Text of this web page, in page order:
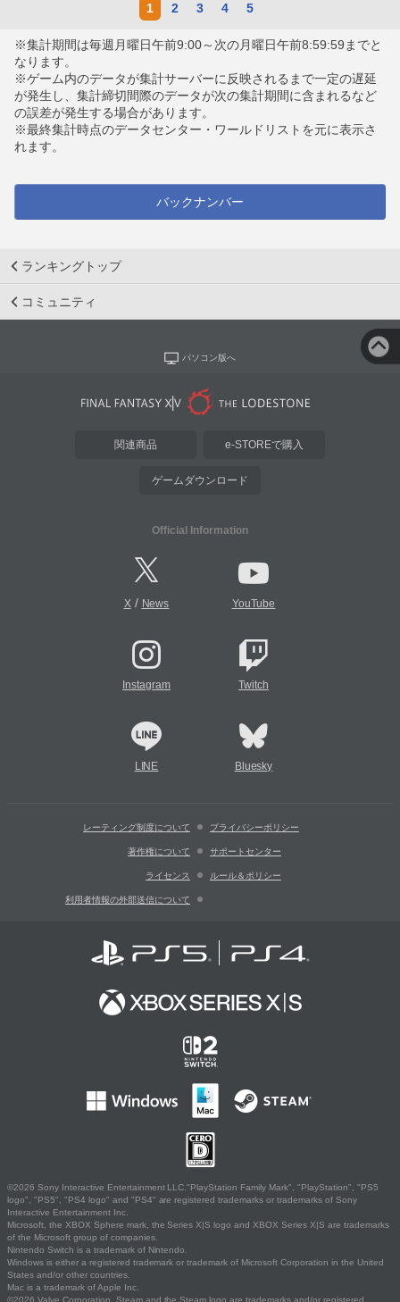
1 2 3 4 5
※集計期間は毎週月曜日午前9:00～次の月曜日午前8:59:59までと
なります。
※ゲーム内のデータが集計サーバーに反映されるまで一定の遅延
が発生し、集計締切間際のデータが次の集計期間に含まれるなど
の誤差が発生する場合があります。
※最終集計時点のデータセンター・ワールドリストを元に表示さ
れます。
バックナンバー
ランキングトップ
コミュニティ
パソコン版へ
関連商品 e-STOREで購入
ゲームダウンロード
Official Information
X/ News YouTube
Instagram Twitch
LINE Bluesky
レーティング制度について プライバシーポリシー
著作権について サポートセンター
ライセンス ルール＆ポリシー
利用者情報の外部送信について
©2026 Sony Interactive Entertainment LLC."PlayStation Family Mark", "PlayStation", "PS5
logo", "PS5", "PS4 logo" and "PS4" are registered trademarks or trademarks of Sony
Interactive Entertainment Inc.
Microsoft, the XBOX Sphere mark, the Series X|S logo and XBOX Series X|S are trademarks
of the Microsoft group of companies.
Nintendo Switch is a trademark of Nintendo.
Windows is either a registered trademark or trademark of Microsoft Corporation in the United
States and/or other countries.
Mac is a trademark of Apple Inc.
©2026 Valve Corporation. Steam and the Steam logo are trademarks and/or registered